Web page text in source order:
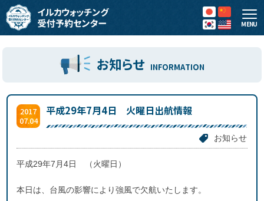
MENU
お知らせ INFORMATION
2017
07.04
平成29年7月4日 火曜日出航情報
お知らせ
平成29年7月4日 （火曜日）
本日は、台風の影響により強風で欠航いたします。